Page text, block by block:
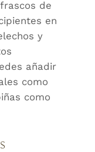
de
en
y
añadir
como
como